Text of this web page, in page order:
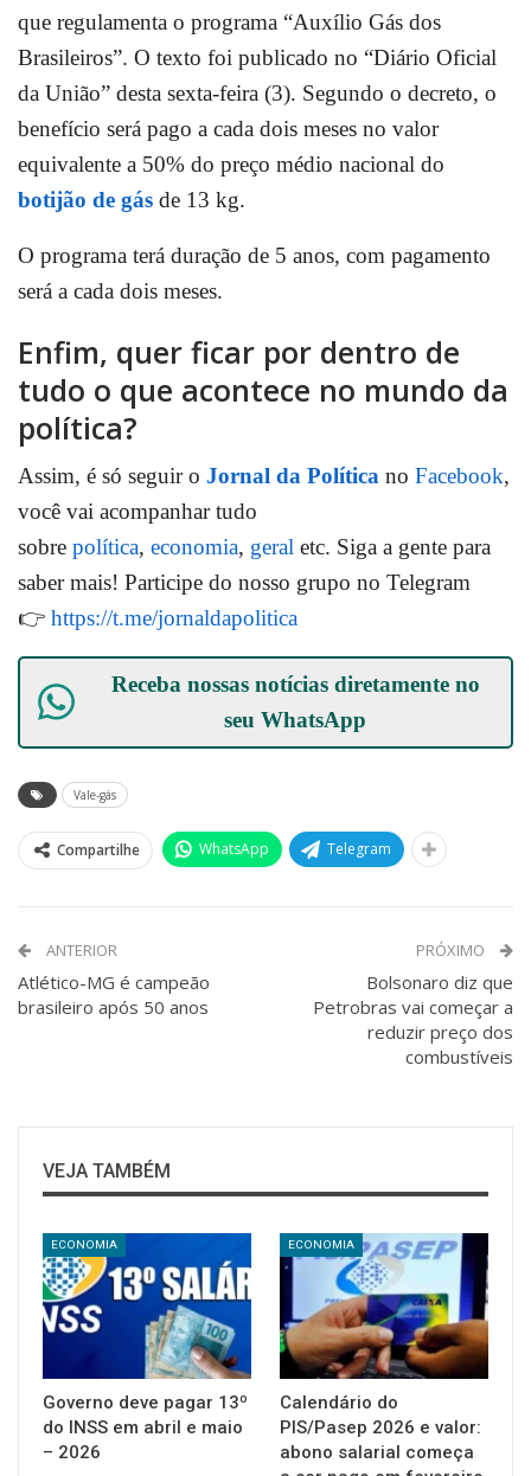
que regulamenta o programa “Auxílio Gás dos
Brasileiros”. O texto foi publicado no “Diário Oficial
da União” desta sexta-feira (3). Segundo o decreto, o
benefício será pago a cada dois meses no valor
equivalente a 50% do preço médio nacional do
botijão de gás de 13 kg.
O programa terá duração de 5 anos, com pagamento
será a cada dois meses.
Enfim, quer ficar por dentro de
tudo o que acontece no mundo da
política?
Assim, é só seguir o Jornal da Política no Facebook,
você vai acompanhar tudo
sobre política, economia, geral etc. Siga a gente para
saber mais! Participe do nosso grupo no Telegram
👉 https://t.me/jornaldapolitica
Receba nossas notícias diretamente no
seuWhatsApp
Vale-gás
Compartilhe WhatsApp Telegram
ANTERIOR
Atlético-MG é campeão
brasileiro após 50 anos
PRÓXIMO
Bolsonaro diz que
Petrobras vai começar a
reduzir preço dos
combustíveis
VEJA TAMBÉM
ECONOMIA
Governo deve pagar 13º
do INSS em abril e maio
– 2026
ECONOMIA
Calendário do
PIS/Pasep 2026 e valor:
abono salarial começa